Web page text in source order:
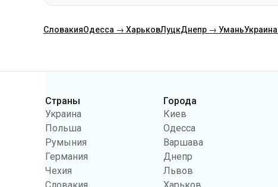
СловакияОдесса → ХарьковЛуцкДнепр → УманьУкраина
Категории
Страны
Украина
Польша
Румыния
Германия
Чехия
Города
Киев
Одесса
Варшава
Днепр
Львов